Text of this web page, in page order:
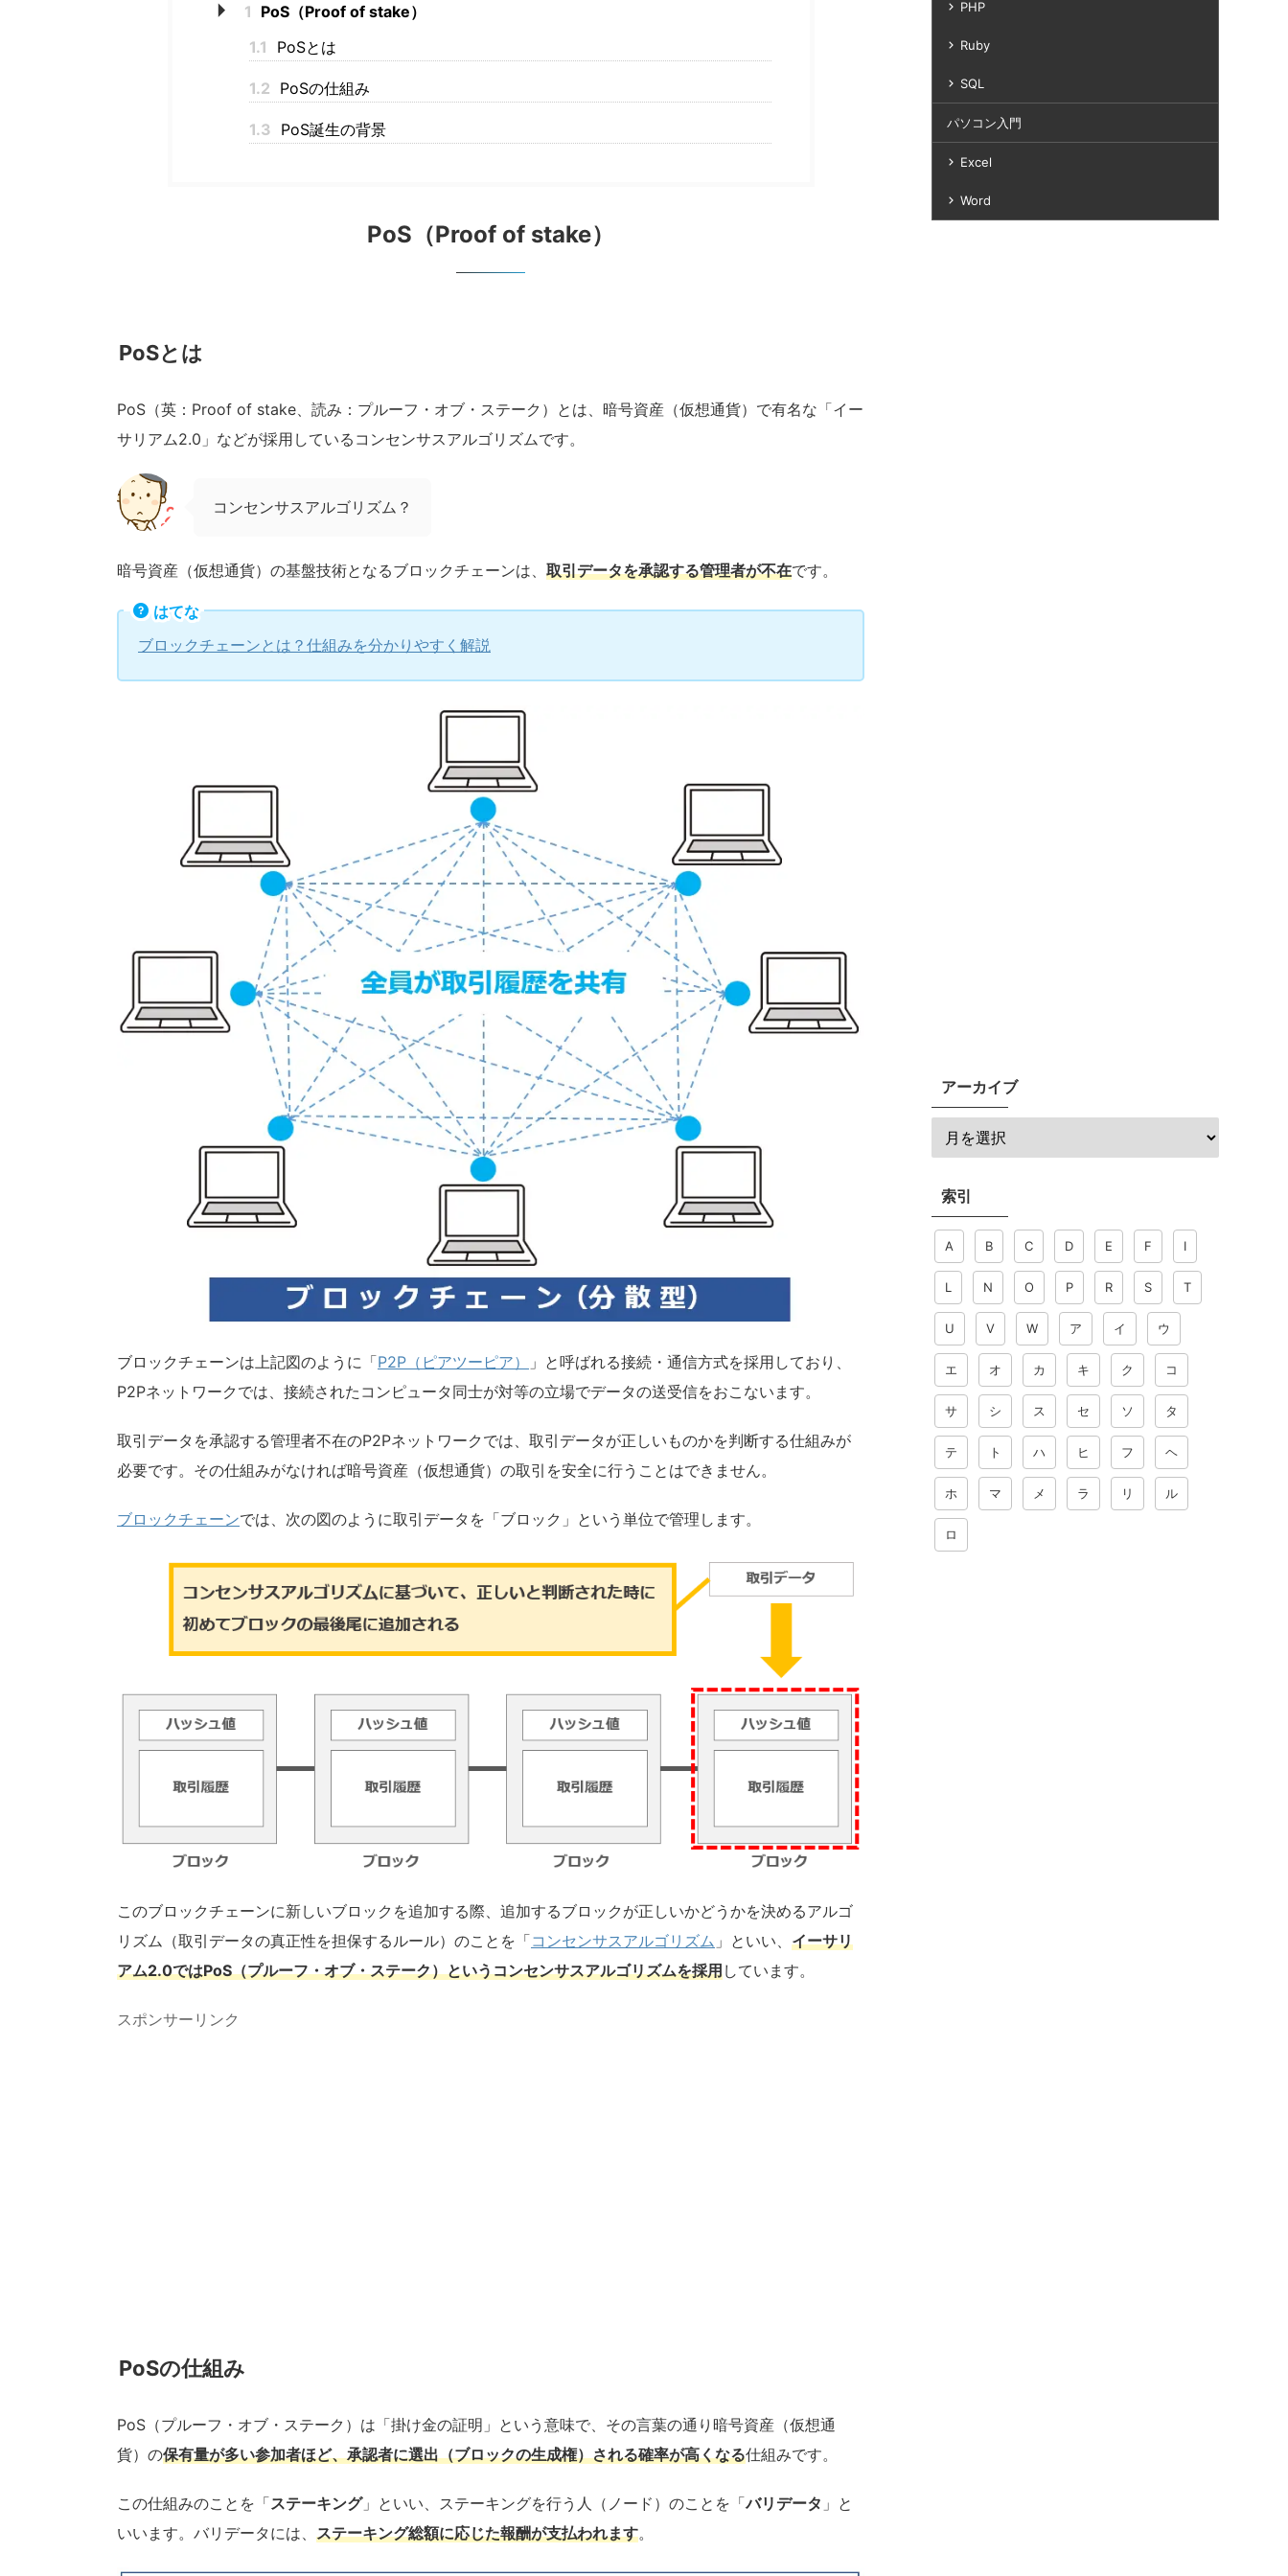
1 PoS（Proof of stake）
1.1
PoSとは
1.2 PoSの仕組み
1.3 PoS誕生の背景
PoS（Proof of stake）
PoSとは
PoS（英：Proof of stake、読み：プルーフ・オブ・ステーク）とは、暗号資産（仮想通貨）で有名な「イー
サリアム2.0」などが採用しているコンセンサスアルゴリズムです。
コンセンサスアルゴリズム？
暗号資産（仮想通貨）の基盤技術となるブロックチェーンは、 取引データを承認する管理者が不在です。
はてな
ブロックチェーンとは？仕組みを分かりやすく解説
ブロックチェーンは上記図のように「P2P（ピアツーピア）
」と呼ばれる接続・通信方式を採用しており、
P2Pネットワークでは、接続されたコンピュータ同士が対等の立場でデータの送受信をおこないます。
取引データを承認する管理者不在のP2Pネットワークでは、取引データが正しいものかを判断する仕組みが
必要です。その仕組みがなければ暗号資産（仮想通貨）の取引を安全に行うことはできません。
ブロックチェーンでは、次の図のように取引データを「ブロック」という単位で管理します。
このブロックチェーンに新しいブロックを追加する際、追加するブロックが正しいかどうかを決めるアルゴ
リズム（取引データの真正性を担保するルール）のことを「コンセンサスアルゴリズム 」といい、 イーサリ
アム2.0ではPoS（プルーフ・オブ・ステーク）というコンセンサスアルゴリズムを採用しています。
スポンサーリンク
PoSの仕組み
PoS（プルーフ・オブ・ステーク）は「掛け金の証明」という意味で、その言葉の通り暗号資産（仮想通
貨）の保有量が多い参加者ほど、承認者に選出（ブロックの生成権）される確率が高くなる仕組みです。
この仕組みのことを「ステーキング」といい、ステーキングを行う人（ノード）のことを「バリデータ 」と
いいます。バリデータには、 ステーキング総額に応じた報酬が支払われます。
PHP
Ruby
SQL
パソコン入門
Excel
Word
アーカイブ
索引
A B C D E F I
L N O P R S T
U V W ア イ ウ
エ オ カ キ ク コ
サ シ ス セ ソ タ
テ ト ハ ヒ フ ヘ
ホ マ メ ラ リ ル
ロ